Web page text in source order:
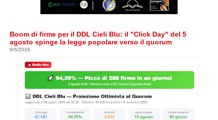
Boom di firme per il DDL Cieli Blu: il "Click Day" del 5
agosto spinge la legge popolare verso il quorum
8/5/2026